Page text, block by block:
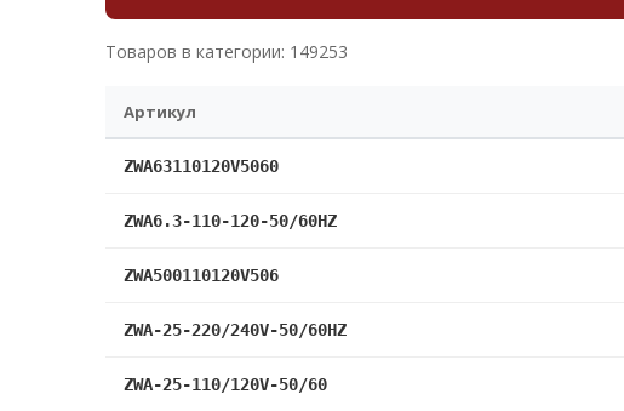
Товаров в категории: 149253
Артикул
ZWA63110120V5060
ZWA6.3-110-120-50/60HZ
ZWA500110120V506
ZWA-25-220/240V-50/60HZ
ZWA-25-110/120V-50/60